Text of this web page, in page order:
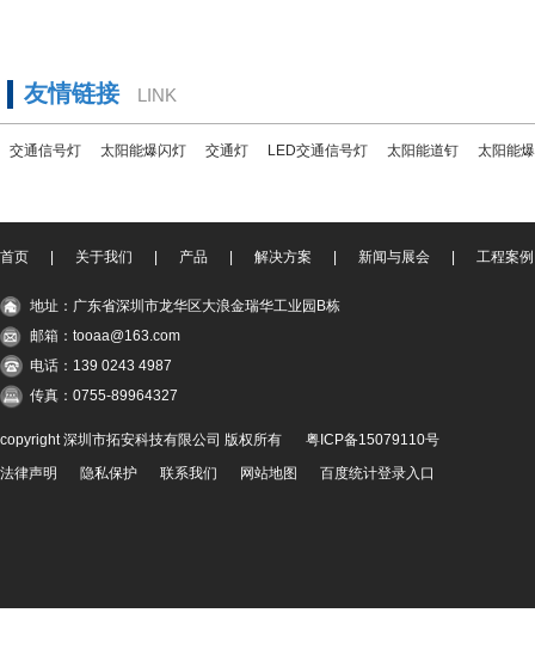
友情链接 LINK
交通信号灯 太阳能爆闪灯 交通灯 LED交通信号灯 太阳能道钉 太阳能
首页 关于我们 产品 解决方案 新闻与展会 工程案例
地址：广东省深圳市龙华区大浪金瑞华工业园B栋
邮箱：tooaa@163.com
电话：139 0243 4987
传真：0755-89964327
copyright 深圳市拓安科技有限公司 版权所有
粤ICP备15079110号
法律声明
隐私保护 联系我们 网站地图 百度统计登录入口